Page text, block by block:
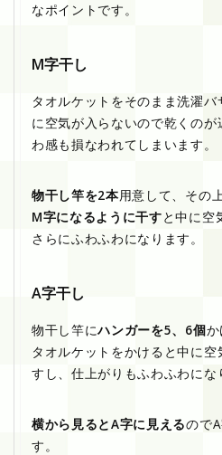
なポイントです。
M字干し
タオルケットをそのまま洗濯
に空気が入らないので乾くの
わ感も損なわれてしまいます。
物干し竿を2本用意して、その
M字になるように干すと中に空
さらにふわふわになります。
A字干し
物干し竿にハンガーを5、6個
タオルケットをかけると中に空
すし、仕上がりもふわふわにな
横から見るとA字に見えるので
す。